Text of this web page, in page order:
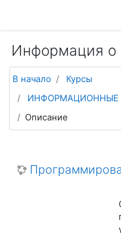
Информация о
В начало
Курсы
ИНФОРМАЦИОННЫЕ
Описание